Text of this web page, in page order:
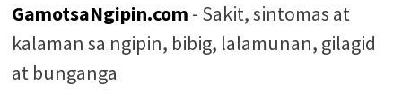
GamotsaNgipin.com - Sakit, sintomas at
kalaman sa ngipin, bibig, lalamunan, gilagid
at bunganga